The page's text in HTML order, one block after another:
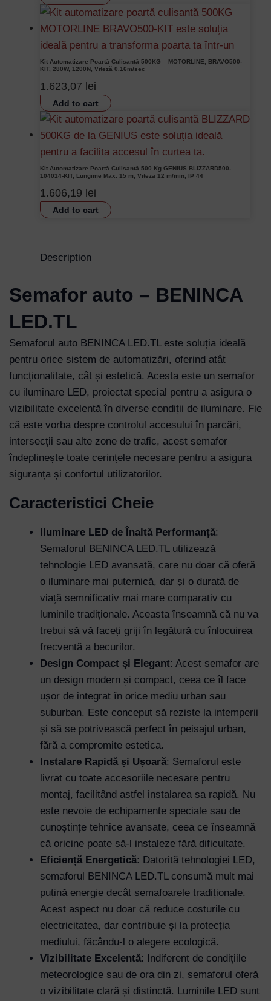
Kit Automatizare Poartă Culisantă 500KG – MOTORLINE, BRAVO500-
KIT, 280W, 1200N, Viteză 0.16m/sec
1.623,07 lei
Add to cart
Kit Automatizare Poartă Culisantă 500 Kg GENIUS BLIZZARD500-
104014-KIT, Lungime Max. 15 m, Viteza 12 m/min, IP 44
1.606,19 lei
Add to cart
Description
Semafor auto – BENINCA
LED.TL
Semaforul auto BENINCA LED.TL este soluția ideală
pentru orice sistem de automatizări, oferind atât
funcționalitate, cât și estetică. Acesta este un semafor
cu iluminare LED, proiectat special pentru a asigura o
vizibilitate excelentă în diverse condiții de iluminare. Fie
că este vorba despre controlul accesului în parcări,
intersecții sau alte zone de trafic, acest semafor
îndeplinește toate cerințele necesare pentru a asigura
siguranța și confortul utilizatorilor.
Caracteristici Cheie
Iluminare LED de Înaltă Performanță:
Semaforul BENINCA LED.TL utilizează
tehnologie LED avansată, care nu doar că oferă
o iluminare mai puternică, dar și o durată de
viață semnificativ mai mare comparativ cu
luminile tradiționale. Aceasta înseamnă că nu va
trebui să vă faceți griji în legătură cu înlocuirea
frecventă a becurilor.
Design Compact și Elegant: Acest semafor are
un design modern și compact, ceea ce îl face
ușor de integrat în orice mediu urban sau
suburban. Este conceput să reziste la intemperii
și să se potrivească perfect în peisajul urban,
fără a compromite estetica.
Instalare Rapidă și Ușoară: Semaforul este
livrat cu toate accesoriile necesare pentru
montaj, facilitând astfel instalarea sa rapidă. Nu
este nevoie de echipamente speciale sau de
cunoștințe tehnice avansate, ceea ce înseamnă
că oricine poate să-l instaleze fără dificultate.
Eficiență Energetică: Datorită tehnologiei LED,
semaforul BENINCA LED.TL consumă mult mai
puțină energie decât semafoarele tradiționale.
Acest aspect nu doar că reduce costurile cu
electricitatea, dar contribuie și la protecția
mediului, făcându-l o alegere ecologică.
Vizibilitate Excelentă: Indiferent de condițiile
meteorologice sau de ora din zi, semaforul oferă
o vizibilitate clară și distinctă. Luminile LED sunt